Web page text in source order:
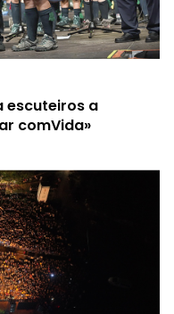
escuteiros a
comVida»